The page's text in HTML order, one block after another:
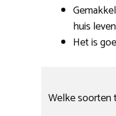
huis
Het is
Welke soorten